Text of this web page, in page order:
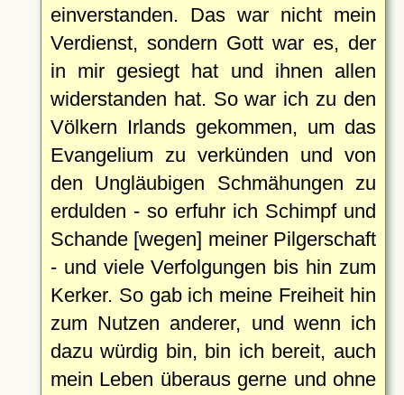
einverstanden. Das war nicht mein
Verdienst, sondern Gott war es, der
in mir gesiegt hat und ihnen allen
widerstanden hat. So war ich zu den
Völkern Irlands gekommen, um das
Evangelium zu verkünden und von
den Ungläubigen Schmähungen zu
erdulden - so erfuhr ich Schimpf und
Schande [wegen] meiner Pilgerschaft
- und viele Verfolgungen bis hin zum
Kerker. So gab ich meine Freiheit hin
zum Nutzen anderer, und wenn ich
dazu würdig bin, bin ich bereit, auch
mein Leben überaus gerne und ohne